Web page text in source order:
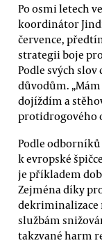
Po osmi letech
koordinátor
července,
strategii boje
Podle svých
důvodům.
dojíždím a
protidrogového
Podle
k evropské
je příkladem
Zejména díky
dekriminalizace
službám
takzvané harm